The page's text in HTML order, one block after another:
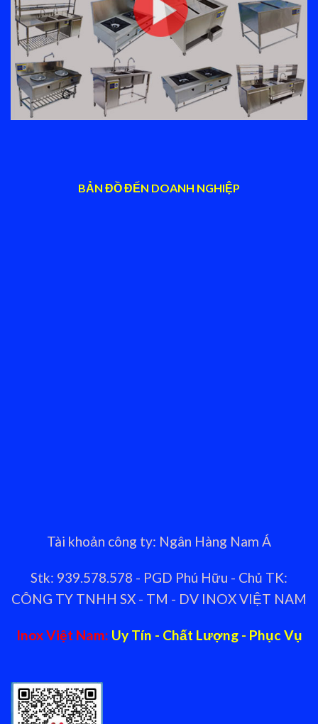
BẢN ĐỒ ĐẾN DOANH NGHIỆP
Tài khoản công ty: Ngân Hàng Nam Á
Stk: 939.578.578 - PGD Phú Hữu - Chủ TK:
CÔNG TY TNHH SX - TM - DV INOX VIỆT NAM
Inox Việt Nam: Uy Tín - Chất Lượng - Phục Vụ